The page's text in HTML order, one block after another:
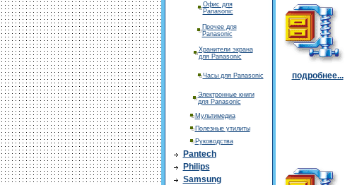
Офис для
Panasonic
Прочее для
Panasonic
Хранители экрана
для Panasonic
Часы для Panasonic
Электронные книги
для Panasonic
Мультимедиа
Полезные утилиты
Руководства
Pantech
Philips
Samsung
подробнее...